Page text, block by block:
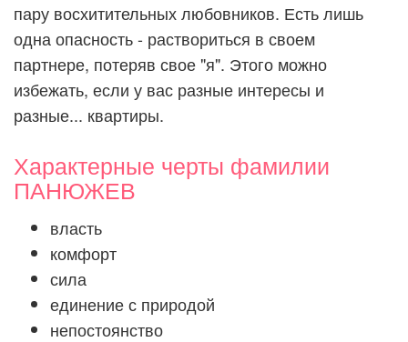
пару восхитительных любовников. Есть лишь
одна опасность - раствориться в своем
партнере, потеряв свое "я". Этого можно
избежать, если у вас разные интересы и
разные... квартиры.
Характерные черты фамилии
ПАНЮЖЕВ
власть
комфорт
сила
единение с природой
непостоянство